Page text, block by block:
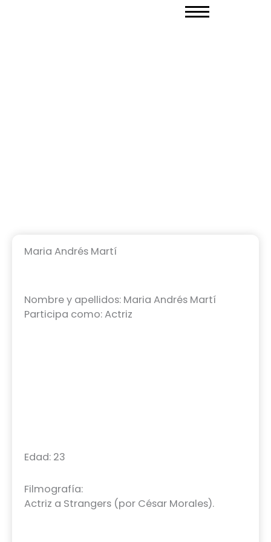
Maria Andrés Martí
Nombre y apellidos: Maria Andrés Martí
Participa como: Actriz
Edad: 23
Filmografía:
Actriz a Strangers (por César Morales).